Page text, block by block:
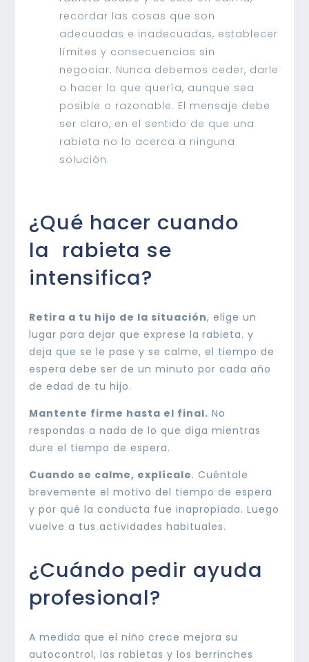
recordar las cosas que son
adecuadas e inadecuadas, establecer
límites y consecuencias sin
negociar. Nunca debemos ceder, darle
o hacer lo que quería, aunque sea
posible o razonable. El mensaje debe
ser claro, en el sentido de que una
rabieta no lo acerca a ninguna
solución.
¿Qué hacer cuando
la rabieta se
intensifica?
Retira a tu hijo de la situación, elige un
lugar para dejar que exprese la rabieta. y
deja que se le pase y se calme, el tiempo de
espera debe ser de un minuto por cada año
de edad de tu hijo.
Mantente firme hasta el final. No
respondas a nada de lo que diga mientras
dure el tiempo de espera.
Cuando se calme, explícale. Cuéntale
brevemente el motivo del tiempo de espera
y por qué la conducta fue inapropiada. Luego
vuelve a tus actividades habituales.
¿Cuándo pedir ayuda
profesional?
A medida que el niño crece mejora su
autocontrol, las rabietas y los berrinches